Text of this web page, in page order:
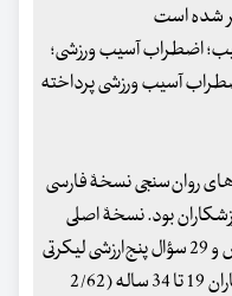
شده است
اضطراب آسیب ورزشی؛
آسیب ورزشی پرداخته
روان‌سنجی نسخۀ فارسی
بود. نسخۀ اصلی
پرسشنامه، دارای هفت خرده‌مقیاس و 29 سؤال پنج‌ارزشی لیکرتی
است. 300 پرسشنامه توسط ورزشکاران 19 تا 34 ساله (2/62